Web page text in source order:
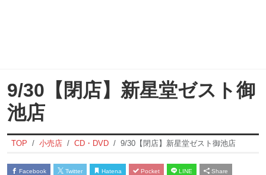
9/30【閉店】新星堂ゼスト御
池店
TOP 小売店 CD・DVD 9/30【閉店】新星堂ゼスト御池店
Facebook Twitter Hatena Pocket LINE Share